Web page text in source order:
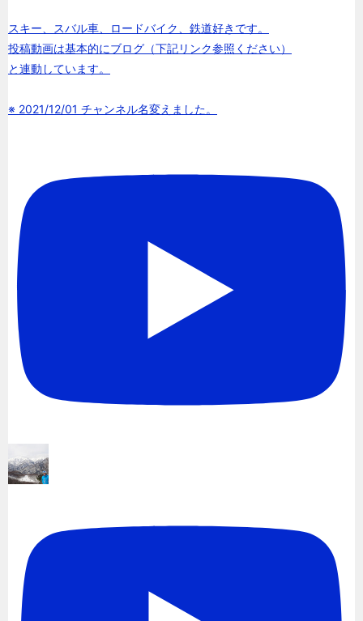
スキー、スバル車、ロードバイク、鉄道好きです。
投稿動画は基本的にブログ（下記リンク参照ください）
と連動しています。
※ 2021/12/01 チャンネル名変えました。